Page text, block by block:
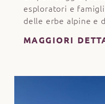
esploratori e
delle erbe alpine e
MAGGIORI